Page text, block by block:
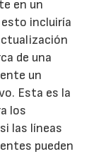
en un
incluiría
de una
un
Esta es la
los
las líneas
pueden